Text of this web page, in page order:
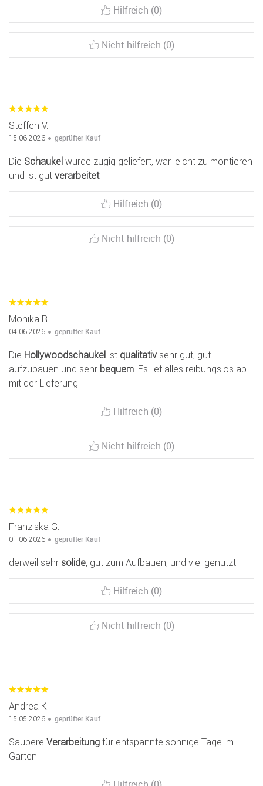
Hilfreich (0)
Nicht hilfreich (0)
Steffen V.
15.06.2026 geprüfter Kauf
Die Schaukel wurde zügig geliefert, war leicht zu montieren
und ist gut verarbeitet
Hilfreich (0)
Nicht hilfreich (0)
Monika R.
04.06.2026 geprüfter Kauf
Die Hollywoodschaukel ist qualitativsehr gut, gut
aufzubauen und sehr bequem. Es lief alles reibungslos ab
mit der Lieferung.
Hilfreich (0)
Nicht hilfreich (0)
Franziska G.
01.06.2026 geprüfter Kauf
derweil sehr solide, gut zum Aufbauen, und viel genutzt.
Hilfreich (0)
Nicht hilfreich (0)
Andrea K.
15.05.2026 geprüfter Kauf
Saubere Verarbeitung für entspannte sonnige Tage im
Garten.